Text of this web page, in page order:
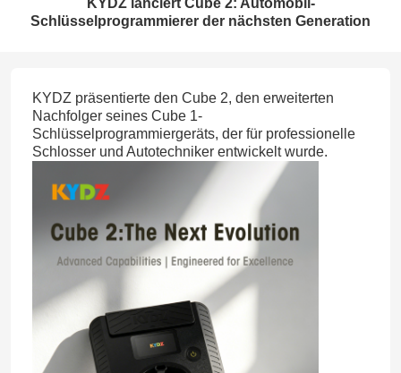
KYDZ lanciert Cube 2: Automobil-
Schlüsselprogrammierer der nächsten Generation
KYDZ präsentierte den Cube 2, den erweiterten
Nachfolger seines Cube 1-
Schlüsselprogrammiergeräts, der für professionelle
Schlosser und Autotechniker entwickelt wurde.